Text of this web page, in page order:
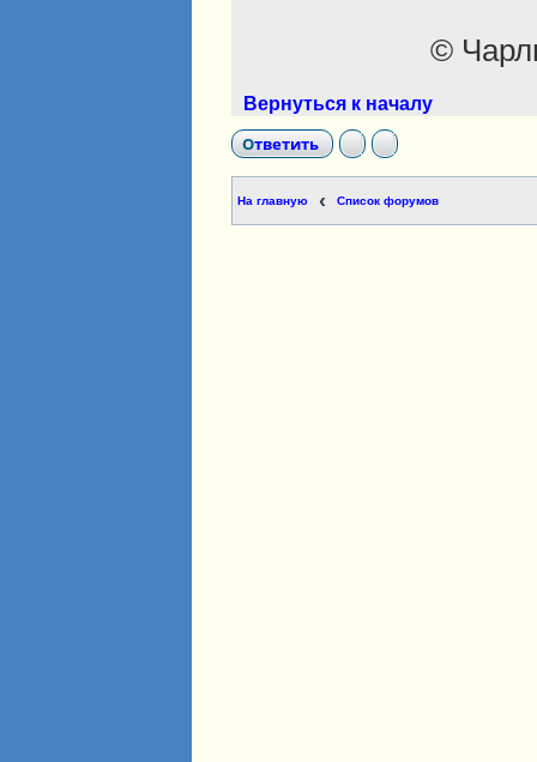
©
Вернуться к началу
Ответить
На главную Список форумов